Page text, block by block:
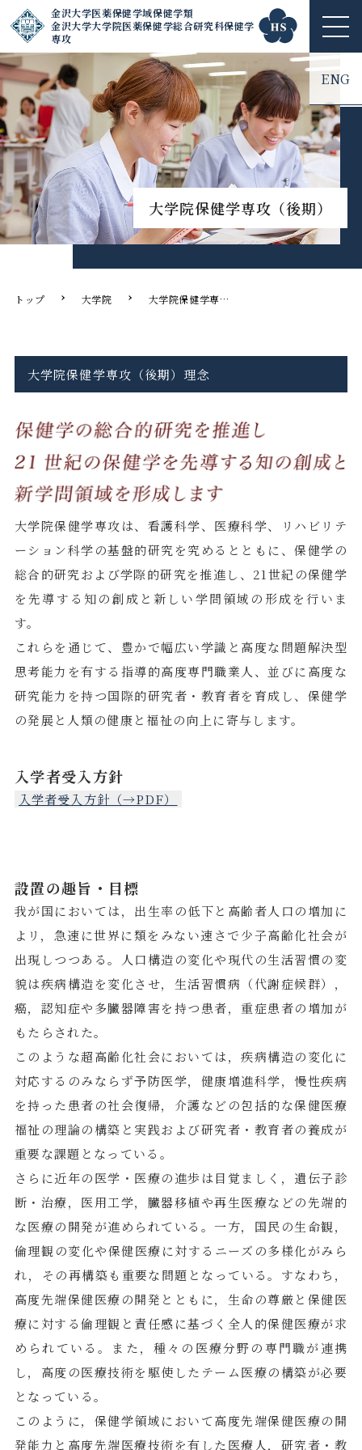
金沢大学医薬保健学域保健学類
金沢大学大学院医薬保健学総合研究科保健学
専攻
ME
NU
ENG
大学院保健学専攻（後期）
トップ 大学院 大学院保健学専攻（後期）
大学院保健学専攻（後期）理念
大学院保健学専攻は、看護科学、医療科学、リハビリテ
ーション科学の基盤的研究を究めるとともに、保健学の
総合的研究および学際的研究を推進し、21世紀の保健学
を先導する知の創成と新しい学問領域の形成を行いま
す。
これらを通じて、豊かで幅広い学識と高度な問題解決型
思考能力を有する指導的高度専門職業人、並びに高度な
研究能力を持つ国際的研究者・教育者を育成し、保健学
の発展と人類の健康と福祉の向上に寄与します。
入学者受入方針
入学者受入方針（→PDF）
設置の趣旨・目標
我が国においては，出生率の低下と高齢者人口の増加に
よリ，急速に世界に類をみない速さで少子高齢化社会が
出現しつつある。人口構造の変化や現代の生活習慣の変
貌は疾病構造を変化させ，生活習慣病（代謝症候群），
癌，認知症や多臓器障害を持つ患者，重症患者の増加が
もたらされた。
このような超高齢化社会においては，疾病構造の変化に
対応するのみならず予防医学，健康増進科学，慢性疾病
を持った患者の社会復帰，介護などの包括的な保健医療
福祉の理論の構築と実践および研究者・教育者の養成が
重要な課題となっている。
さらに近年の医学・医療の進歩は目覚ましく，遺伝子診
断・治療，医用工学，臓器移植や再生医療などの先端的
な医療の開発が進められている。一方，国民の生命観，
倫理観の変化や保健医療に対するニーズの多様化がみら
れ，その再構築も重要な問題となっている。すなわち，
高度先端保健医療の開発とともに，生命の尊厳と保健医
療に対する倫理観と責任感に基づく全人的保健医療が求
められている。また，種々の医療分野の専門職が連携
し，高度の医療技術を駆使したテーム医療の構築が必要
となっている。
このように，保健学領域において高度先端保健医療の開
発能力と高度先端医療技術を有した医療人，研究者・教